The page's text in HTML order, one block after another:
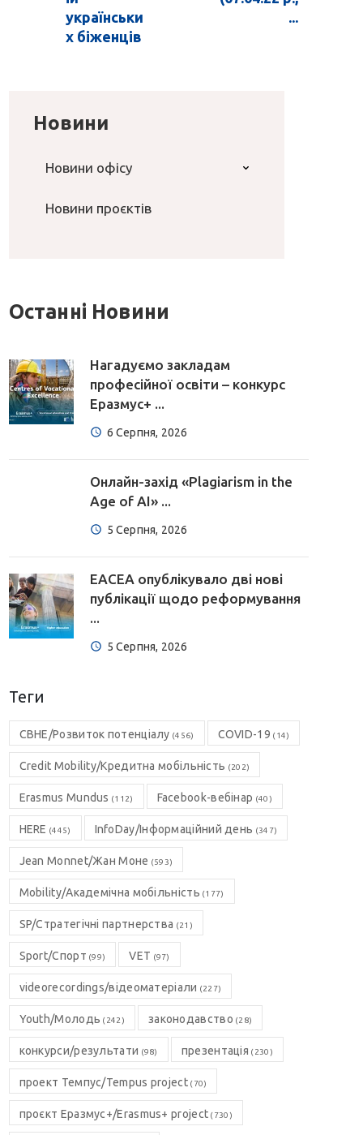
українськи
х біженців
...
Новини
Новини офісу
Новини проєктів
Останні Новини
Нагадуємо закладам
професійної освіти – конкурс
Еразмус+ ...
6 Серпня, 2026
Онлайн-захід «Plagiarism in the
Age of AI» ...
5 Серпня, 2026
EACEA опублікувало дві нові
публікації щодо реформування
...
5 Серпня, 2026
Теги
CBHE/Розвиток потенціалу (456) COVID-19 (14)
Credit Mobility/Кредитна мобільність (202)
Erasmus Mundus (112) Facebook-вебінар (40)
HERE (445) InfoDay/Інформаційний день (347)
Jean Monnet/Жан Моне (593)
Mobility/Академічна мобільність (177)
SP/Стратегічні партнерства (21)
Sport/Спорт (99) VET (97)
videorecordings/відеоматеріали (227)
Youth/Молодь (242) законодавство (28)
конкурси/результати (98) презентація (230)
проект Темпус/Tempus project(70)
проєкт Еразмус+/Erasmus+ project (730)